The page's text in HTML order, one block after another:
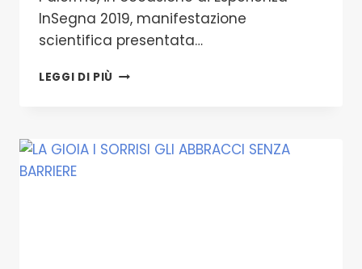
InSegna 2019, manifestazione
scientifica presentata…
LEGGI DI PIÙ UN
L’ESPERIENZA
INSEGNA